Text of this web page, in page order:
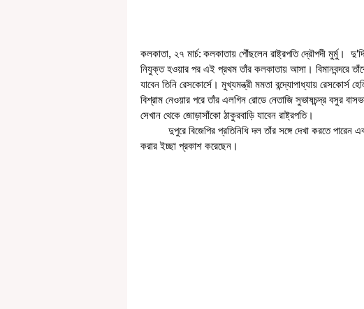
কলকাতা, ২৭ মার্চ: কলকাতায় পৌঁছলেন রাষ্ট্রপতি দ্রৌপদী মুর্মু।
নিযুক্ত হওয়ার পর এই প্রথম তাঁর কলকাতায় আসা। বিমানবন্দরে
যাবেন তিনি রেসকোর্সে। মুখ্যমন্ত্রী মমতা বন্দ্যোপাধ্যায় রেসকোর্স
বিশ্রাম নেওয়ার পরে তাঁর এলগিন রোডে নেতাজি সুভাষচন্দ্র বসুর
সেখান থেকে জোড়াসাঁকো ঠাকুরবাড়ি যাবেন রাষ্ট্রপতি।
করার ইচ্ছা প্রকাশ করেছেন।